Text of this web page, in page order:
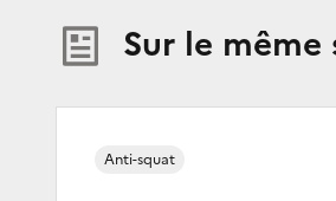
Sur le même
Anti-squat